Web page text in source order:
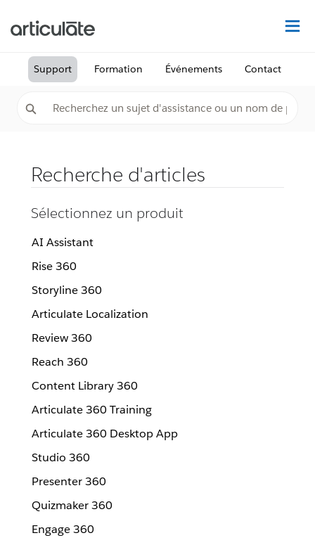
Support Formation Événements Contact
Recherche d'articles
Sélectionnez un produit
AI Assistant
Rise 360
Storyline 360
Articulate Localization
Review 360
Reach 360
Content Library 360
Articulate 360 Training
Articulate 360 Desktop App
Studio 360
Presenter 360
Quizmaker 360
Engage 360